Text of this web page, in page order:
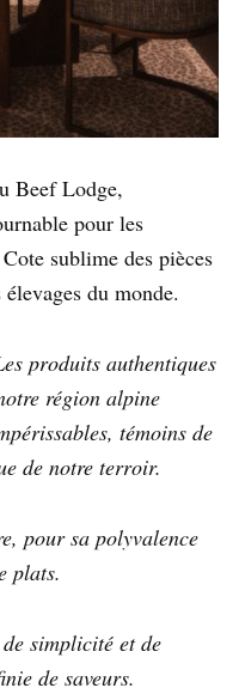
Beef Lodge,
pour les
sublime des pièces
du monde.
produits authentiques
région alpine
témoins de
de notre terroir.
pour sa polyvalence
plats.
simplicité et de
de saveurs.